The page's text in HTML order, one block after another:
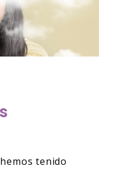
tenido